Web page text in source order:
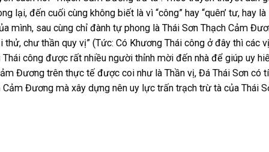
lại, đến cuối cùng không biết là vì “công” hay “quên’ tư, hay là
mình, sau cùng chỉ đành tự phong là Thái Sơn Thạch Cảm
chư thần quy vị” (Tức: Có Khương Thái công ở đây thì các vị
công được rất nhiều người thỉnh mời đến nhà để giúp uy
Đương trên thực tế được coi như là Thần vị, Đá Thái Sơn có
Đương mà xây dựng nên uy lực trấn trạch trừ tà của Thái